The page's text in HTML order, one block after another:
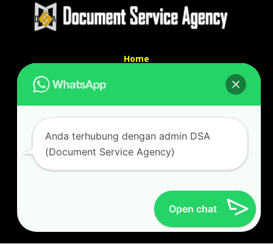
Home
Kontak kami
Alamat kantor :
Jl Swadaya Pam No 6 Rt 006 Rw 007 Jatinegara,
Cakung, Jakarta Timur 13930
(Dekat Mesjid Al Marzukiyah Swadaya Pam)
087887631193 / 021 48671259
documentsserviceagency@gmail.com
Open chat
Anda terhubung dengan admin DSA
(Document Service Agency)